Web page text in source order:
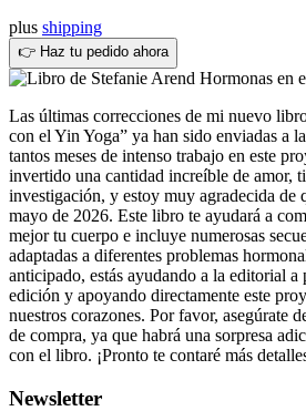
plus shipping
👉 Haz tu pedido ahora
Las últimas correcciones de mi nuevo
con el Yin Yoga” ya han sido enviadas a
tantos meses de intenso trabajo en este
invertido una cantidad increíble de amor,
investigación, y estoy muy agradecida de
mayo de 2026. Este libro te ayudará a
mejor tu cuerpo e incluye numerosas
adaptadas a diferentes problemas
anticipado, estás ayudando a la editorial
edición y apoyando directamente este
nuestros corazones. Por favor, asegúrate
de compra, ya que habrá una sorpresa
con el libro. ¡Pronto te contaré más
Newsletter